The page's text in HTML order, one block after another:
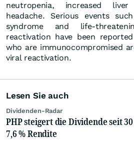
neutropenia, increased
headache. Serious events
syndrome and life-
reactivation have been
who are immunocompromised
viral reactivation.
Lesen Sie auch
Dividenden-Radar
PHP steigert die Dividende seit
7,6 % Rendite